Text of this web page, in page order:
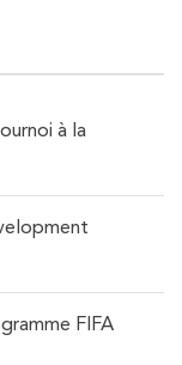
à la
FIFA